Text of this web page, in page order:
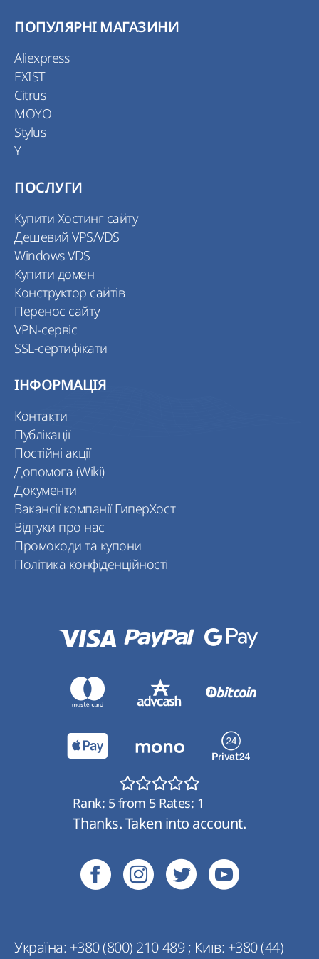
ПОПУЛЯРНІ МАГАЗИНИ
Aliexpress
EXIST
Citrus
MOYO
Stylus
Y
ПОСЛУГИ
Купити Хостинг сайту
Дешевий VPS/VDS
Windows VDS
Купити домен
Конструктор сайтів
Перенос сайту
VPN-сервіс
SSL-сертифікати
ІНФОРМАЦІЯ
Контакти
Публікації
Постійні акції
Допомога (Wiki)
Документи
Вакансії компанії ГиперХост
Відгуки про нас
Промокоди та купони
Політика конфіденційності
Україна: +380 (800) 210 489; Київ: +380 (44)
Rank: 5from 5Rates: 1
Thanks. Taken into account.